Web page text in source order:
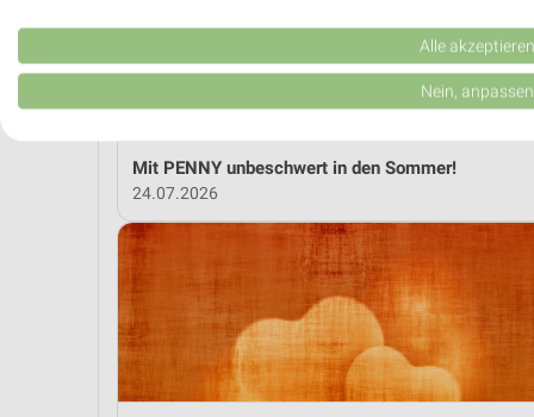
Mit PENNY unbeschwert in den Sommer!
24.07.2026
Verwendung reduzierter Daten zur Auswahl von Werbeanzeigen
Erstellung von Profilen für personalisierte Werbung
Erstellung von Profilen zur Personalisierung von Inhalten
Verwendung von Profilen zur Auswahl personalisierter Inhalte
Messung der Werbeleistung
Messung der Performance von Inhalten
Analyse von Zielgruppen durch Statistiken oder Kombinationen
Alle akzeptieren
Nein, anpassen